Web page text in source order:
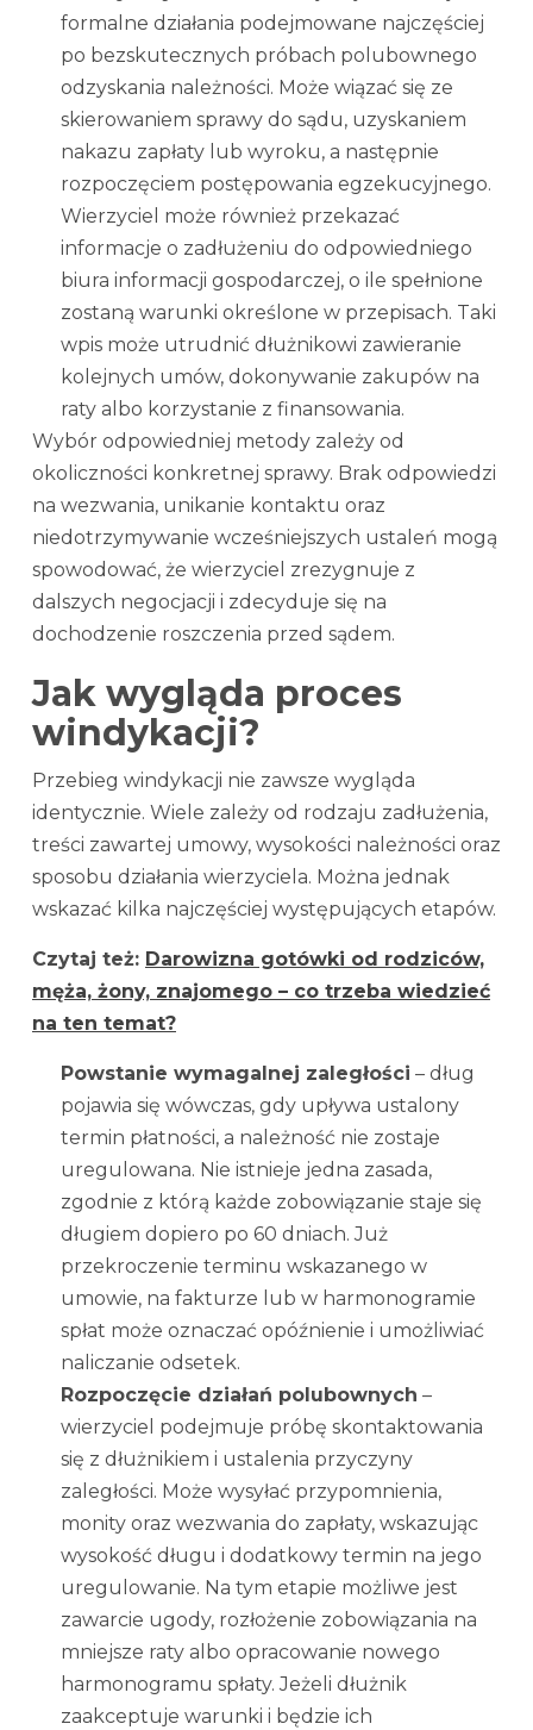
formalne działania podejmowane najczęściej
po bezskutecznych próbach polubownego
odzyskania należności. Może wiązać się ze
skierowaniem sprawy do sądu, uzyskaniem
nakazu zapłaty lub wyroku, a następnie
rozpoczęciem postępowania egzekucyjnego.
Wierzyciel może również przekazać
informacje o zadłużeniu do odpowiedniego
biura informacji gospodarczej, o ile spełnione
zostaną warunki określone w przepisach. Taki
wpis może utrudnić dłużnikowi zawieranie
kolejnych umów, dokonywanie zakupów na
raty albo korzystanie z finansowania.
Wybór odpowiedniej metody zależy od
okoliczności konkretnej sprawy. Brak odpowiedzi
na wezwania, unikanie kontaktu oraz
niedotrzymywanie wcześniejszych ustaleń mogą
spowodować, że wierzyciel zrezygnuje z
dalszych negocjacji i zdecyduje się na
dochodzenie roszczenia przed sądem.
Jak wygląda proces
windykacji?
Przebieg windykacji nie zawsze wygląda
identycznie. Wiele zależy od rodzaju zadłużenia,
treści zawartej umowy, wysokości należności oraz
sposobu działania wierzyciela. Można jednak
wskazać kilka najczęściej występujących etapów.
Czytaj też: Darowizna gotówki od rodziców,
męża, żony, znajomego – co trzeba wiedzieć
na ten temat?
Powstanie wymagalnej zaległości – dług
pojawia się wówczas, gdy upływa ustalony
termin płatności, a należność nie zostaje
uregulowana. Nie istnieje jedna zasada,
zgodnie z którą każde zobowiązanie staje się
długiem dopiero po 60 dniach. Już
przekroczenie terminu wskazanego w
umowie, na fakturze lub w harmonogramie
spłat może oznaczać opóźnienie i umożliwiać
naliczanie odsetek.
Rozpoczęcie działań polubownych –
wierzyciel podejmuje próbę skontaktowania
się z dłużnikiem i ustalenia przyczyny
zaległości. Może wysyłać przypomnienia,
monity oraz wezwania do zapłaty, wskazując
wysokość długu i dodatkowy termin na jego
uregulowanie. Na tym etapie możliwe jest
zawarcie ugody, rozłożenie zobowiązania na
mniejsze raty albo opracowanie nowego
harmonogramu spłaty. Jeżeli dłużnik
zaakceptuje warunki i będzie ich